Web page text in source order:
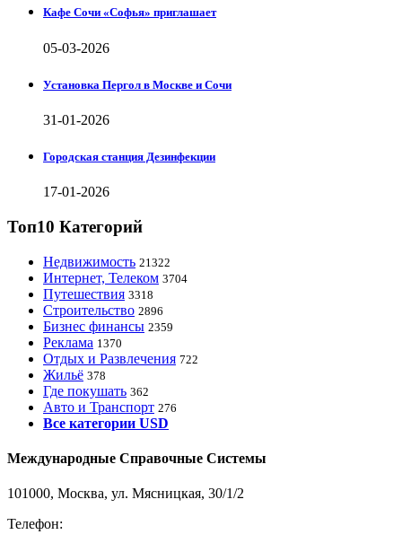
Кафе Сочи «Софья» приглашает
05-03-2026
Установка Пергол в Москве и Сочи
31-01-2026
Городская станция Дезинфекции
17-01-2026
Топ10 Категорий
Недвижимость 21322
Интернет, Телеком 3704
Путешествия 3318
Строительство 2896
Бизнес финансы 2359
Реклама 1370
Отдых и Развлечения 722
Жильё 378
Где покушать 362
Авто и Транспорт 276
Все категории USD
Международные Справочные Системы
101000, Москва, ул. Мясницкая, 30/1/2
Телефон: